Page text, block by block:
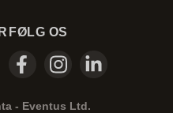
FØLG OS
- Eventus Ltd.